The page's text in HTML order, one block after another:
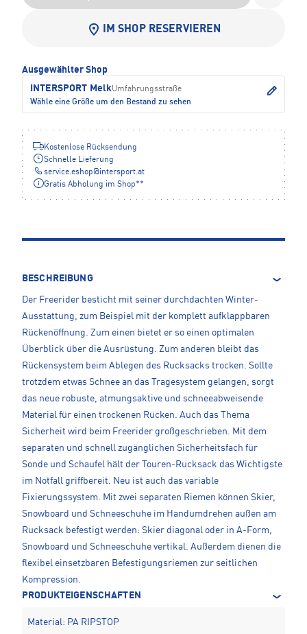
IM SHOP RESERVIEREN
Ausgewählter Shop
INTERSPORT MelkUmfahrungsstraße
Wähle eine Größe um den Bestand zu sehen
Kostenlose Rücksendung
Schnelle Lieferung
service.eshop@intersport.at
Gratis Abholung im Shop**
BESCHREIBUNG
Der Freerider besticht mit seiner durchdachten Winter-
Ausstattung, zum Beispiel mit der komplett aufklappbaren
Rückenöffnung. Zum einen bietet er so einen optimalen
Überblick über die Ausrüstung. Zum anderen bleibt das
Rückensystem beim Ablegen des Rucksacks trocken. Sollte
trotzdem etwas Schnee an das Tragesystem gelangen, sorgt
das neue robuste, atmungsaktive und schneeabweisende
Material für einen trockenen Rücken. Auch das Thema
Sicherheit wird beim Freerider großgeschrieben. Mit dem
separaten und schnell zugänglichen Sicherheitsfach für
Sonde und Schaufel hält der Touren-Rucksack das Wichtigste
im Notfall griffbereit. Neu ist auch das variable
Fixierungssystem. Mit zwei separaten Riemen können Skier,
Snowboard und Schneeschuhe im Handumdrehen außen am
Rucksack befestigt werden: Skier diagonal oder in A-Form,
Snowboard und Schneeschuhe vertikal. Außerdem dienen die
flexibel einsetzbaren Befestigungsriemen zur seitlichen
Kompression.
PRODUKTEIGENSCHAFTEN
Material: PA RIPSTOP